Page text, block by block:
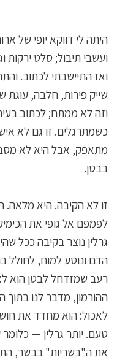
היתה לי דווקא יופי של
ועשבי תיבול; סלט ירקות
ואז התיישבתי לכתוב.
שייק פירות, חלבה, עוגת
וזה לא ממתח; לכתוב
כשמתרגלים. זו גם לא
מתאפק, אבל היא לא
בבטן.
זו לא הקיבה. היא
לפמפם אל גופי את
גרלין נוצר בקיבה ככל
הדם ונוסע למוח, לחולל
רעב שמזדחל לבטן הוא
ההורמון, מדבר לנו בתוך
לאכול: הוא מחדד את חוש
טעם. יותר גרלין —
את ה"בשריות" בבשר,